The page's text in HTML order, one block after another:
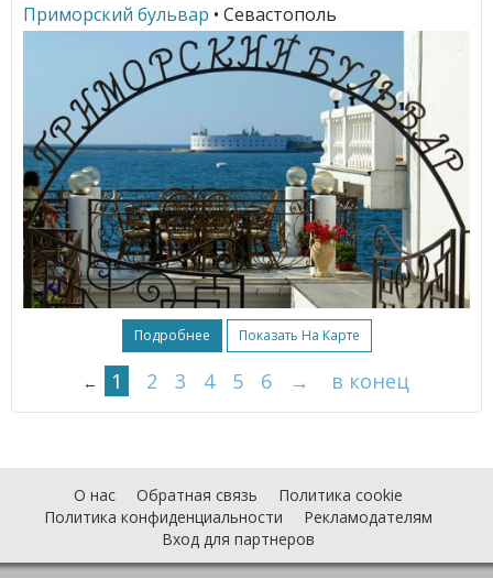
Приморский бульвар • Севастополь
Подробнее Показать На Карте
← 1 2 3 4 5 6 → в конец
О нас Обратная связь
Политика cookie
Политика конфиденциальности
Рекламодателям
Вход для партнеров